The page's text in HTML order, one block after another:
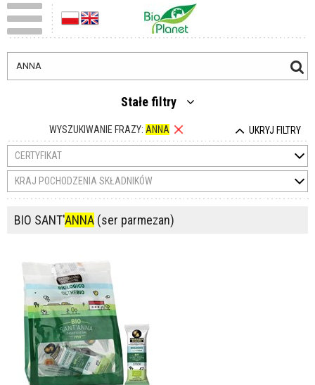
Stałe filtry
WYSZUKIWANIE FRAZY: ANNA UKRYJ FILTRY
CERTYFIKAT
KRAJ POCHODZENIA SKŁADNIKÓW
BIO SANT'ANNA (ser parmezan)